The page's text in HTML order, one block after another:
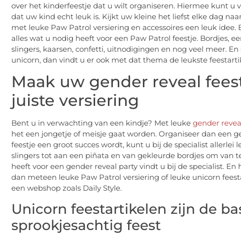
over het kinderfeestje dat u wilt organiseren. Hiermee kunt u
dat uw kind echt leuk is. Kijkt uw kleine het liefst elke dag
met leuke Paw Patrol versiering en accessoires een leuk
alles wat u nodig heeft voor een Paw Patrol feestje. Bordjes,
slingers, kaarsen, confetti, uitnodigingen en nog veel meer.
unicorn, dan vindt u er ook met dat thema de leukste
Maak uw gender reveal
juiste versiering
Bent u in verwachting van een kindje? Met leuke gender
het een jongetje of meisje gaat worden. Organiseer dan een
feestje een groot succes wordt, kunt u bij de specialist allerlei
slingers tot aan een piñata en van gekleurde bordjes om van
heeft voor een gender reveal party vindt u bij de specialist.
dan meteen leuke Paw Patrol versiering of leuke unicorn
een webshop zoals Daily Style.
Unicorn feestartikelen zijn de
sprookjesachtig feest